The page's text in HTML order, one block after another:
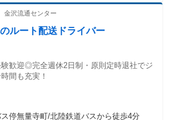
沢流通センター
ルート配送ドライバー
歓迎◎完全週休2日制・原則定時退社でジ
間も充実！
停無量寺町/北陸鉄道バスから徒歩4分